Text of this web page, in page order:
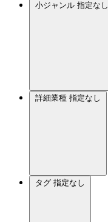
小ジャンル 指定なし
詳細業種 指定なし
タグ 指定なし